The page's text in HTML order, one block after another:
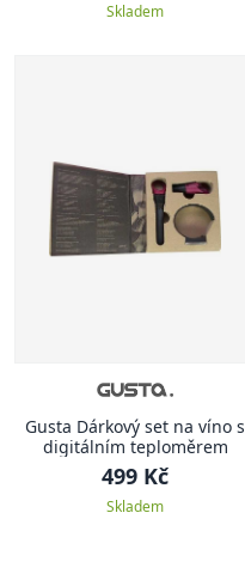
Skladem
Gusta Dárkový set na víno s
digitálním teploměrem
499 Kč
Skladem